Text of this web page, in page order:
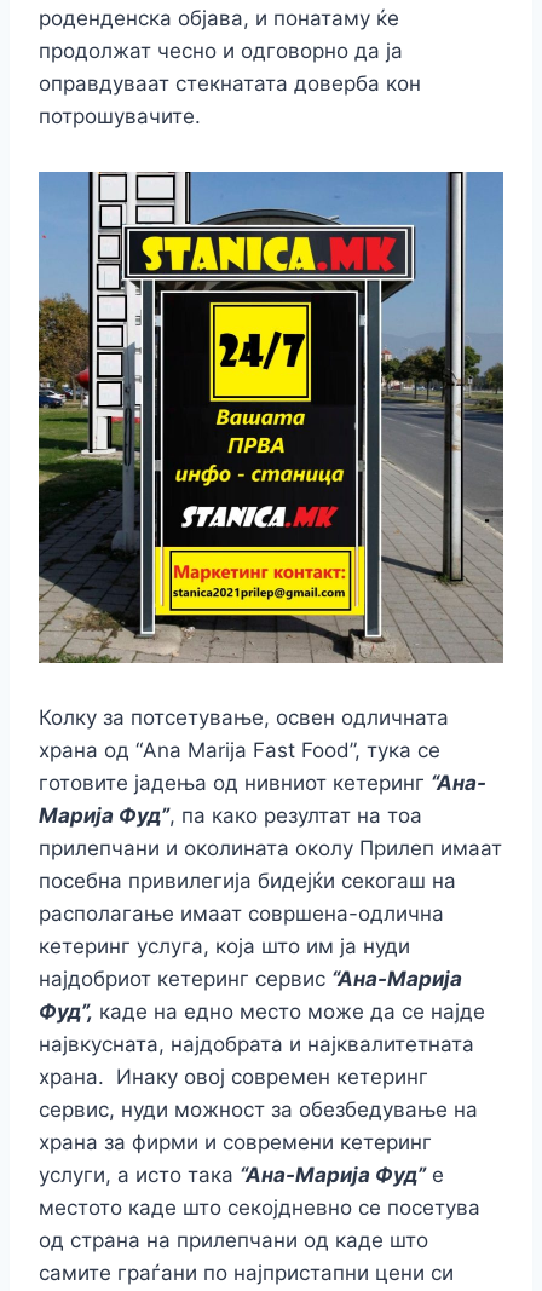
роденденска објава, и понатаму ќе
продолжат чесно и одговорно да ја
оправдуваат стекнатата доверба кон
потрошувачите.
Колку за потсетување, освен одличната
храна од “Ana Marija Fast Food”, тука се
готовите јадења од нивниот кетеринг “Ана-
Марија Фуд”, па како резултат на тоа
прилепчани и околината околу Прилеп имаат
посебна привилегија бидејќи секогаш на
располагање имаат совршена-одлична
кетеринг услуга, која што им ја нуди
најдобриот кетеринг сервис “Ана-Марија
Фуд”, каде на едно место може да се најде
највкусната, најдобрата и најквалитетната
храна. Инаку овој современ кетеринг
сервис, нуди можност за обезбедување на
храна за фирми и современи кетеринг
услуги, а исто така “Ана-Марија Фуд”е
местото каде што секојдневно се посетува
од страна на прилепчани од каде што
самите граѓани по најпристапни цени си